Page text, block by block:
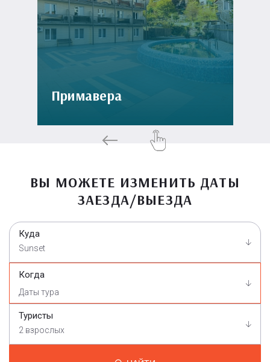
Примавера
ВЫ МОЖЕТЕ ИЗМЕНИТЬ ДАТЫ
ЗАЕЗДА/ВЫЕЗДА
Куда
Sunset
Когда
Туристы
2 взрослых